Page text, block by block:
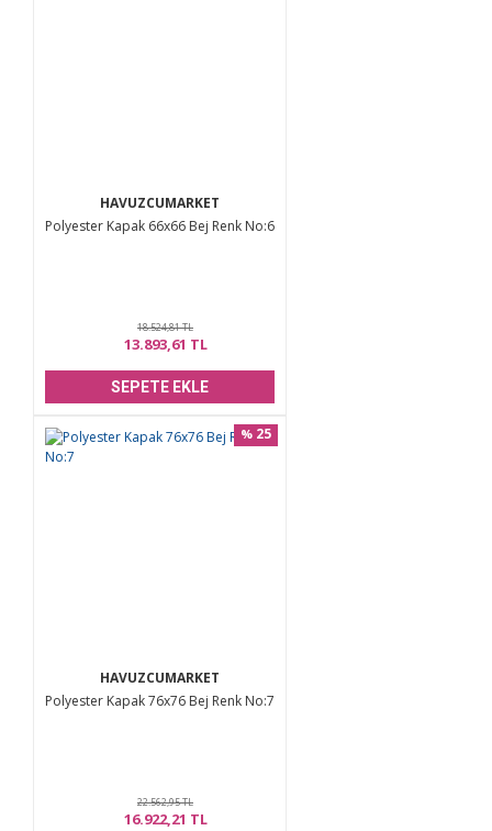
HAVUZCUMARKET
Polyester Kapak 66x66 Bej Renk No:6
18.524,81 TL
13.893,61 TL
SEPETE EKLE
HAVUZCUMARKET
Polyester Kapak 76x76 Bej Renk No:7
% 25
22.562,95 TL
16.922,21 TL